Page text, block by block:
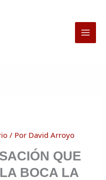
/ Por David Arroyo
QUE
BOCA LA